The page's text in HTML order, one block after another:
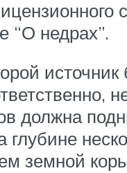
“О недрах”.
должна
глубине
земной